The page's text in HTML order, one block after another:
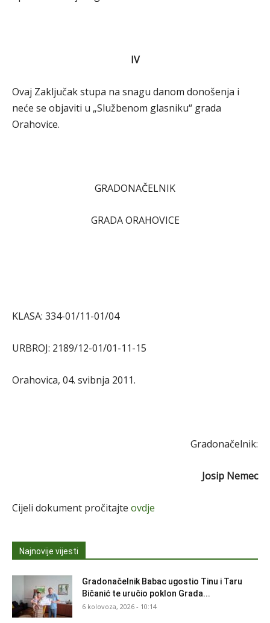
IV
Ovaj Zaključak stupa na snagu danom donošenja i
neće se objaviti u „Službenom glasniku“ grada
Orahovice.
GRADONAČELNIK
GRADA ORAHOVICE
KLASA: 334-01/11-01/04
URBROJ: 2189/12-01/01-11-15
Orahovica, 04. svibnja 2011.
Gradonačelnik:
Josip Nemec
Cijeli dokument pročitajte ovdje
Najnovije vijesti
Gradonačelnik Babac ugostio Tinu i Taru
Bičanić te uručio poklon Grada...
6 kolovoza, 2026 - 10:14